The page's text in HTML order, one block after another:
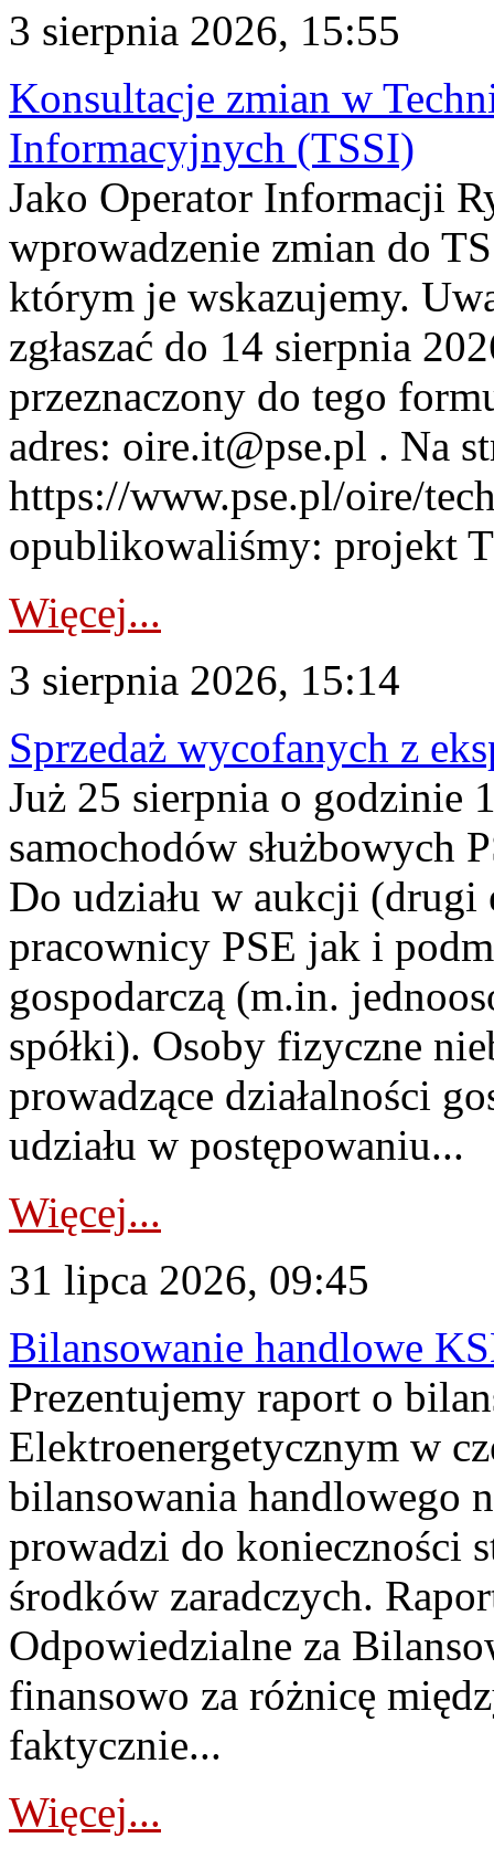
3 sierpnia 2026, 15:55
Konsultacje zmian w
Informacyjnych (TSSI)
Jako Operator Informacji
wprowadzenie zmian do
którym je wskazujemy.
zgłaszać do 14 sierpnia
przeznaczony do tego
adres: oire.it@pse.pl . Na
https://www.pse.pl/oire/
opublikowaliśmy: projekt
Więcej...
3 sierpnia 2026, 15:14
Sprzedaż wycofanych z
Już 25 sierpnia o godzinie
samochodów służbowych
Do udziału w aukcji (drugi
pracownicy PSE jak i
gospodarczą (m.in.
spółki). Osoby fizyczne
prowadzące działalności
udziału w postępowaniu...
Więcej...
31 lipca 2026, 09:45
Bilansowanie handlowe
Prezentujemy raport o
Elektroenergetycznym w
bilansowania handlowego
prowadzi do konieczności
środków zaradczych.
Odpowiedzialne za
finansowo za różnicę
faktycznie...
Więcej...